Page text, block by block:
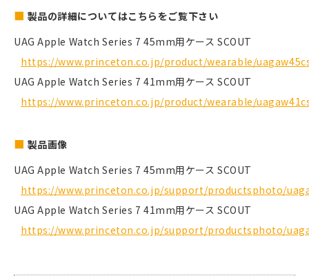
製品の詳細についてはこちらをご覧下さい
UAG Apple Watch Series 7 45mm用ケース SCOUT
https://www.princeton.co.jp/product/wearable/
UAG Apple Watch Series 7 41mm用ケース SCOUT
https://www.princeton.co.jp/product/wearable/
製品画像
UAG Apple Watch Series 7 45mm用ケース SCOUT
https://www.princeton.co.jp/support/productsphoto/
UAG Apple Watch Series 7 41mm用ケース SCOUT
https://www.princeton.co.jp/support/productsphoto/